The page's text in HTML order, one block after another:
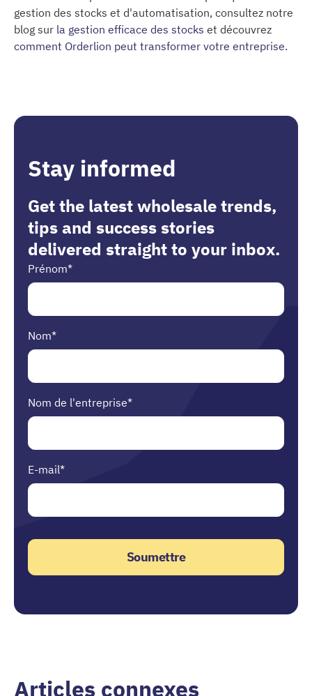
gestion des stocks et d'automatisation, consultez notre
blog sur la gestion efficace des stocks et découvrez
comment Orderlion peut transformer votre entreprise.
Stay informed
Get the latest wholesale trends,
tips and success stories
delivered straight to your inbox.
Prénom*
Nom*
Nom de l'entreprise*
E-mail*
Articles connexes